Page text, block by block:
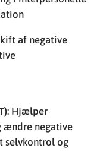
af negative
: Hjælper
ændre negative
selvkontrol og